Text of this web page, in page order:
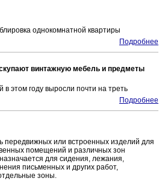
однокомнатной квартиры
Подробнее
винтажную мебель и предметы
этом году выросли почти на треть
Подробнее
передвижных или встроенных изделий для
помещений и различных зон
для сидения, лежания,
письменных и других работ,
зоны.